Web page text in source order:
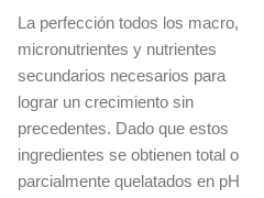
La perfección todos los macro,
micronutrientes y nutrientes
secundarios necesarios para
lograr un crecimiento sin
precedentes. Dado que estos
ingredientes se obtienen total o
parcialmente quelatados en pH